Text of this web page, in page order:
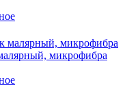
микрофибра